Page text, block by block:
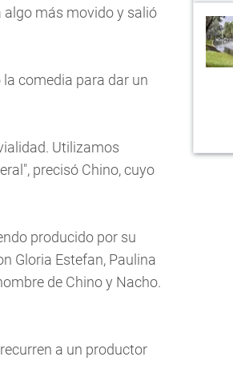
más movido y salió
comedia para dar un
Utilizamos
precisó Chino, cuyo
producido por su
Gloria Estefan, Paulina
de Chino y Nacho.
a un productor